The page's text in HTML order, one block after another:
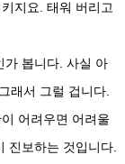
지요. 태워 버리고
가 봅니다. 사실 아
래서 그럴 겁니다.
어려우면 어려울
진보하는 것입니다.